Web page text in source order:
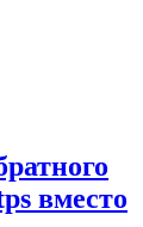
вместо